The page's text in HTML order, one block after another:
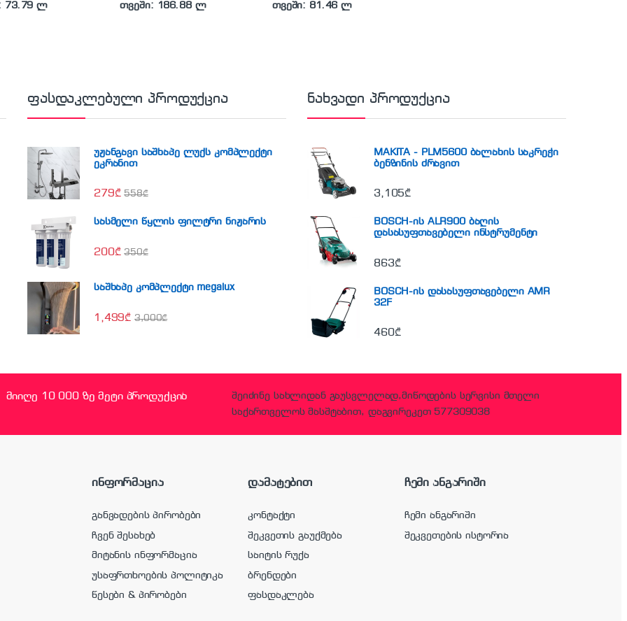
73.79 ლ თვეში: 186.88 ლ თვეში: 81.46 ლ
ფასდაკლებული პროდუქცია
უჟანგავი საშხაპე ლუქს კომპლექტი
ეკრანით
279₾ 558₾
სასმელი წყლის ფილტრი ნიჟარის
200₾ 350₾
საშხაპე კომპლექტი megalux
1,499₾ 3,000₾
ნახვადი პროდუქცია
MAKITA - PLM5600 ბალახის საკრეჭი
ბენზინის ძრავით
3,105₾
BOSCH-ის ALR900 ბაღის
დასასუფთავებელი ინსტრუმენტი
863₾
BOSCH-ის დასასუფთავებელი AMR
32F
460₾
მიიღე 10 000 ზე მეტი პროდუქცია
შეიძინე სახლიდან გაუსვლელად,მიწოდების სერვისი მთელი
საქართველოს მასშტაბით, დაგვირეკეთ 577309038
ინფორმაცია
განვადების პირობები
ჩვენ შესახებ
მიტანის ინფორმაცია
უსაფრთხოების პოლიტიკა
წესები & პირობები
დამატებით
კონტაქტი
შეკვეთის გაუქმება
საიტის რუქა
ბრენდები
ფასდაკლება
ჩემი ანგარიში
ჩემი ანგარიში
შეკვეთების ისტორია